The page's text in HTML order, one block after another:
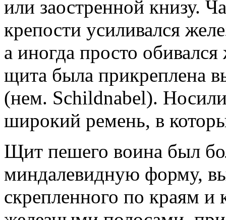
или заостренной книзу.
крепости усиливался
а иногда просто
щита была прикреплена
(нем. Schildnabel).
широкий ремень, в
Щит пешего воина был
миндалевидную форму,
скрепленного по краям и